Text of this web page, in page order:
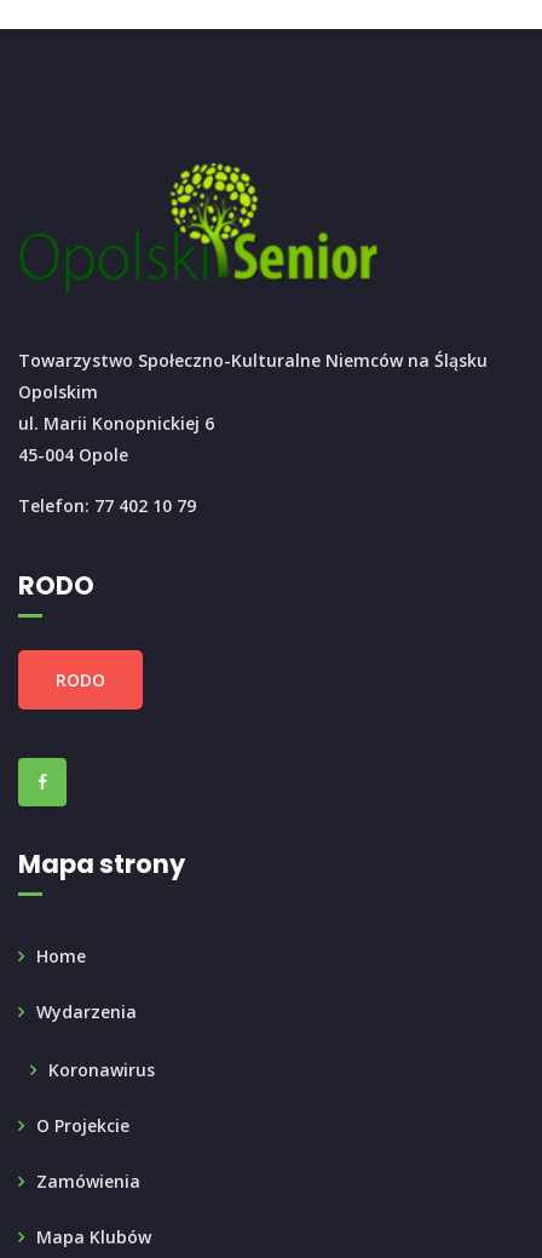
Towarzystwo Społeczno-Kulturalne Niemców na Śląsku
Opolskim
ul. Marii Konopnickiej 6
45-004 Opole
Telefon: 77 402 10 79
RODO
RODO
Mapa strony
Home
Wydarzenia
Koronawirus
O Projekcie
Zamówienia
Mapa Klubów